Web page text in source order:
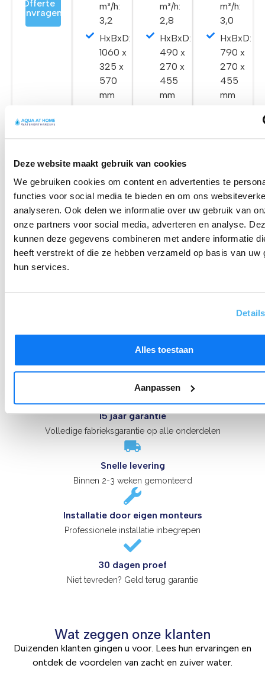
Deze website maakt gebruik van cookies
We gebruiken cookies om content en advertenties te
functies voor social media te bieden en om ons
analyseren. Ook delen we informatie over uw gebruik van
onze partners voor social media, adverteren en analyse.
kunnen deze gegevens combineren met andere informatie
heeft verstrekt of die ze hebben verzameld op basis van uw
hun services.
Alles toestaan
Aanpassen
Offerte
aanvragen
m³/h:
3,2
HxBxD:
1060 x
325 x
570
mm
m³/h:
2,8
HxBxD:
490 x
270 x
455
mm
m³/h:
3,0
HxBxD:
790 x
270 x
455
mm
15 jaar garantie
Volledige fabrieksgarantie op alle onderdelen
Snelle levering
Binnen 2-3 weken gemonteerd
Installatie door eigen monteurs
Professionele installatie inbegrepen
30 dagen proef
Niet tevreden? Geld terug garantie
Wat zeggen onze klanten
Duizenden klanten gingen u voor. Lees hun ervaringen en
ontdek de voordelen van zacht en zuiver water.